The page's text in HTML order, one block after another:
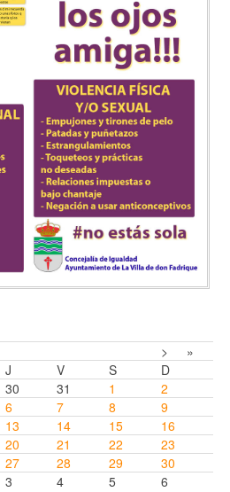
>
»
J V S
D
30 31 1
2
6 7 8
9
13 14 15
16
20 21 22
23
27 28 29
30
3 4 5 6